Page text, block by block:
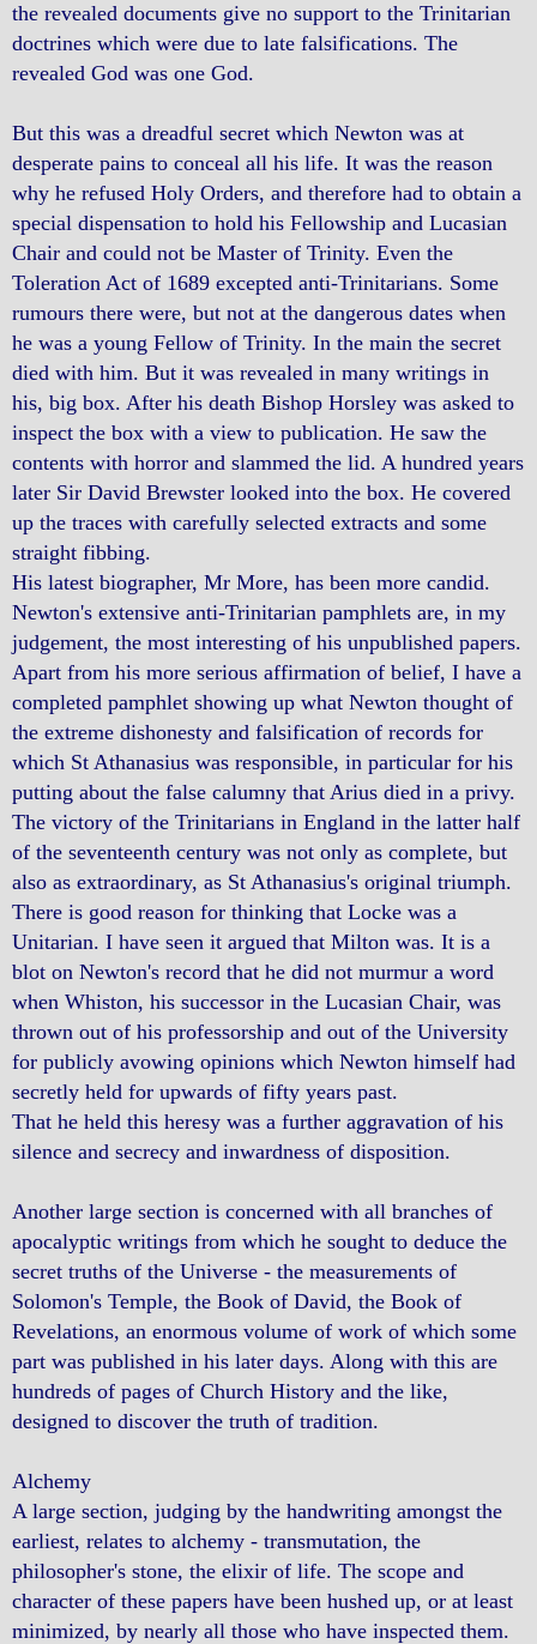
the revealed documents give no support to the Trinitarian
doctrines which were due to late falsifications. The
revealed God was one God.
But this was a dreadful secret which Newton was at
desperate pains to conceal all his life. It was the reason
why he refused Holy Orders, and therefore had to obtain a
special dispensation to hold his Fellowship and Lucasian
Chair and could not be Master of Trinity. Even the
Toleration Act of 1689 excepted anti-Trinitarians. Some
rumours there were, but not at the dangerous dates when
he was a young Fellow of Trinity. In the main the secret
died with him. But it was revealed in many writings in
his, big box. After his death Bishop Horsley was asked to
inspect the box with a view to publication. He saw the
contents with horror and slammed the lid. A hundred years
later Sir David Brewster looked into the box. He covered
up the traces with carefully selected extracts and some
straight fibbing.
His latest biographer, Mr More, has been more candid.
Newton's extensive anti-Trinitarian pamphlets are, in my
judgement, the most interesting of his unpublished papers.
Apart from his more serious affirmation of belief, I have a
completed pamphlet showing up what Newton thought of
the extreme dishonesty and falsification of records for
which St Athanasius was responsible, in particular for his
putting about the false calumny that Arius died in a privy.
The victory of the Trinitarians in England in the latter half
of the seventeenth century was not only as complete, but
also as extraordinary, as St Athanasius's original triumph.
There is good reason for thinking that Locke was a
Unitarian. I have seen it argued that Milton was. It is a
blot on Newton's record that he did not murmur a word
when Whiston, his successor in the Lucasian Chair, was
thrown out of his professorship and out of the University
for publicly avowing opinions which Newton himself had
secretly held for upwards of fifty years past.
That he held this heresy was a further aggravation of his
silence and secrecy and inwardness of disposition.
Another large section is concerned with all branches of
apocalyptic writings from which he sought to deduce the
secret truths of the Universe - the measurements of
Solomon's Temple, the Book of David, the Book of
Revelations, an enormous volume of work of which some
part was published in his later days. Along with this are
hundreds of pages of Church History and the like,
designed to discover the truth of tradition.
Alchemy
A large section, judging by the handwriting amongst the
earliest, relates to alchemy - transmutation, the
philosopher's stone, the elixir of life. The scope and
character of these papers have been hushed up, or at least
minimized, by nearly all those who have inspected them.